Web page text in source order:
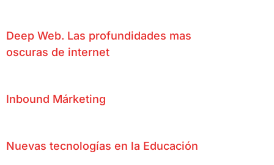
Deep Web. Las profundidades mas
oscuras de internet
Inbound Márketing
Nuevas tecnologías en la Educación